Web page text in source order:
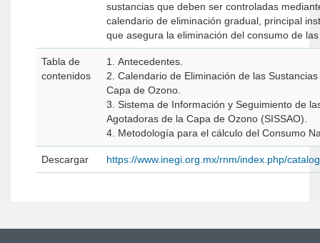
sustancias que deben ser controladas
calendario de eliminación gradual, principal
que asegura la eliminación del consumo de
Tabla de
contenidos
1. Antecedentes.
2. Calendario de Eliminación de las
Capa de Ozono.
3. Sistema de Información y Seguimiento de
Agotadoras de la Capa de Ozono (SISSAO).
4. Metodología para el cálculo del Consumo
Descargar https://www.inegi.org.mx/rnm/index.php/